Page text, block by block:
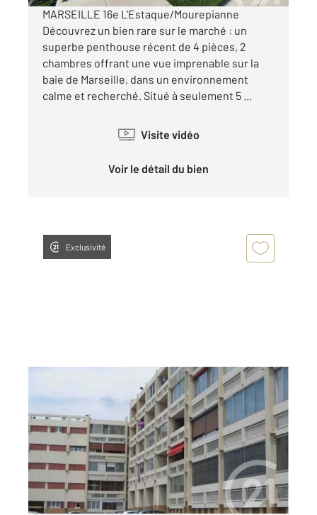
MARSEILLE 16e L'Estaque/Mourepianne
Découvrez un bien rare sur le marché : un
superbe penthouse récent de 4 pièces, 2
chambres offrant une vue imprenable sur la
baie de Marseille, dans un environnement
calme et recherché. Situé à seulement 5 ...
Visite vidéo
Voir le détail du bien
Exclusivité
43 m
, 2 pièces
Ref : 12082
Appartement F2 à vendre
66 000 €
MARSEILLE 15 Pour investissement